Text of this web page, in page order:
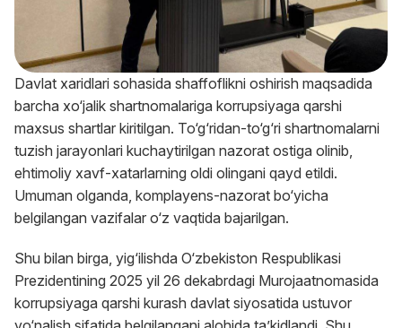
Davlat xaridlari sohasida shaffoflikni oshirish maqsadida
barcha xo‘jalik shartnomalariga korrupsiyaga qarshi
maxsus shartlar kiritilgan. To‘g‘ridan-to‘g‘ri shartnomalarni
tuzish jarayonlari kuchaytirilgan nazorat ostiga olinib,
ehtimoliy xavf-xatarlarning oldi olingani qayd etildi.
Umuman olganda, komplayens-nazorat bo‘yicha
belgilangan vazifalar o‘z vaqtida bajarilgan.
Shu bilan birga, yig‘ilishda O‘zbekiston Respublikasi
Prezidentining 2025 yil 26 dekabrdagi Murojaatnomasida
korrupsiyaga qarshi kurash davlat siyosatida ustuvor